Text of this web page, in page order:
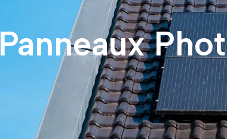
Panneaux